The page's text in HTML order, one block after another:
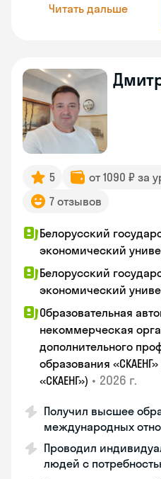
Читать дальше
5 от 1090 ₽ за
7 отзывов
Белорусский
экономический
Белорусский
экономический
Образовательная
некоммерческая
дополнительного
образования
«СКАЕНГ») • 2026 г.
Получил высшее
международных
Проводил
людей с